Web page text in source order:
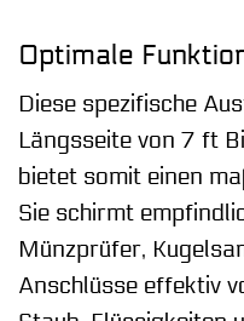
Optimale
Diese spezifische
Längsseite von 7 ft
bietet somit einen
Sie schirmt
Münzprüfer,
Anschlüsse effektiv